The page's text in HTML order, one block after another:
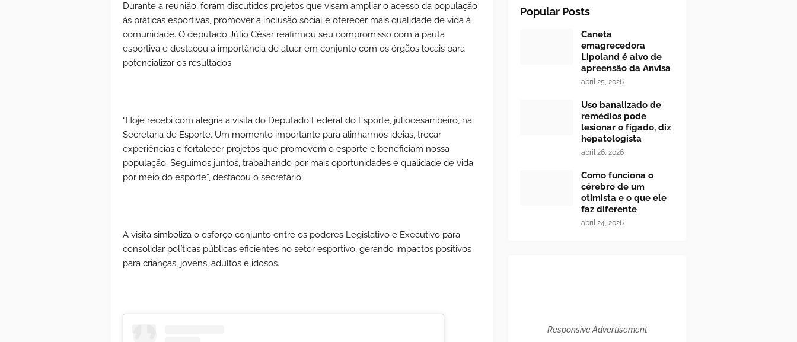
Durante a reunião, foram discutidos projetos que visam ampliar o acesso da população
às práticas esportivas, promover a inclusão social e oferecer mais qualidade de vida à
comunidade. O deputado Júlio César reafirmou seu compromisso com a pauta
esportiva e destacou a importância de atuar em conjunto com os órgãos locais para
potencializar os resultados.
“Hoje recebi com alegria a visita do Deputado Federal do Esporte, juliocesarribeiro, na
Secretaria de Esporte. Um momento importante para alinharmos ideias, trocar
experiências e fortalecer projetos que promovem o esporte e beneficiam nossa
população. Seguimos juntos, trabalhando por mais oportunidades e qualidade de vida
por meio do esporte”, destacou o secretário.
A visita simboliza o esforço conjunto entre os poderes Legislativo e Executivo para
consolidar políticas públicas eficientes no setor esportivo, gerando impactos positivos
para crianças, jovens, adultos e idosos.
Popular Posts
Caneta
emagrecedora
Lipoland é alvo de
apreensão da Anvisa
abril 25, 2026
Uso banalizado de
remédios pode
lesionar o fígado, diz
hepatologista
abril 26, 2026
Como funciona o
cérebro de um
otimista e o que ele
faz diferente
abril 24, 2026
Responsive Advertisement